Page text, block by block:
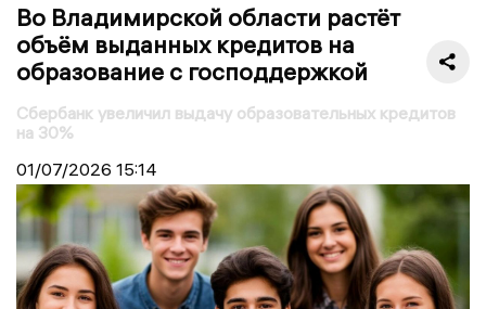
Во Владимирской области растёт
объём выданных кредитов на
образование с господдержкой
Сбербанк увеличил выдачу образовательных кредитов
на 30%
01/07/2026 15:14